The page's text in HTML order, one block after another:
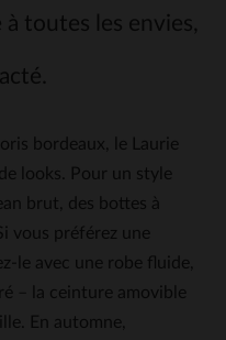
à toutes les envies,
bordeaux, le Laurie
looks. Pour un style
brut, des bottes à
vous préférez une
le avec une robe fluide,
– la ceinture amovible
En automne,